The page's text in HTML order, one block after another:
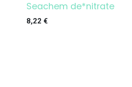
Seachem de*nitrate
8,22 €